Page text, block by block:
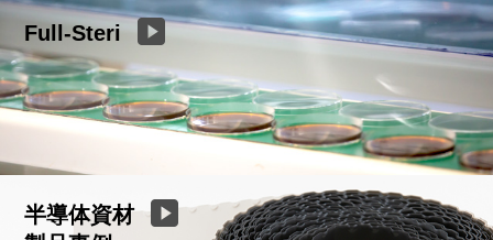
Full-Steri
半導体資材